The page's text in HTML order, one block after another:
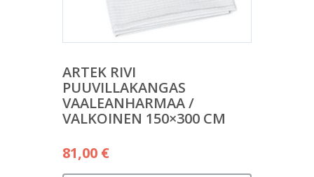
ARTEK RIVI
PUUVILLAKANGAS
VAALEANHARMAA /
VALKOINEN 150×300 CM
81,00 €